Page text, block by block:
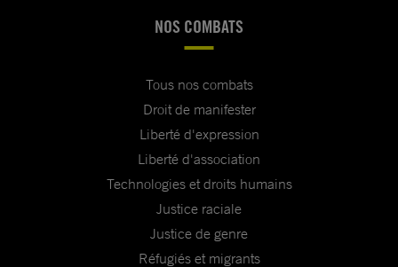
NOS COMBATS
Tous nos combats
Droit de manifester
Liberté d'expression
Liberté d'association
Technologies et droits humains
Justice raciale
Justice de genre
Réfugiés et migrants